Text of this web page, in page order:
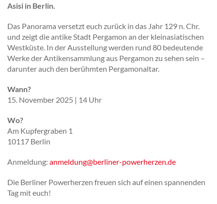
Asisi in Berlin.
Das Panorama versetzt euch zurück in das Jahr 129 n. Chr.
und zeigt die antike Stadt Pergamon an der kleinasiatischen
Westküste. In der Ausstellung werden rund 80 bedeutende
Werke der Antikensammlung aus Pergamon zu sehen sein –
darunter auch den berühmten Pergamonaltar.
Wann?
15. November 2025 | 14 Uhr
Wo?
Am Kupfergraben 1
10117 Berlin
Anmeldung: anmeldung@berliner-powerherzen.de
Die Berliner Powerherzen freuen sich auf einen spannenden
Tag mit euch!